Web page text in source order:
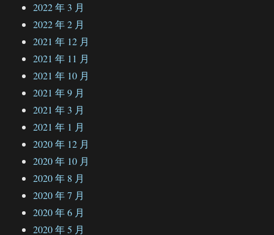
2022 年 3 月
2022 年 2 月
2021 年 12 月
2021 年 11 月
2021 年 10 月
2021 年 9 月
2021 年 3 月
2021 年 1 月
2020 年 12 月
2020 年 10 月
2020 年 8 月
2020 年 7 月
2020 年 6 月
2020 年 5 月